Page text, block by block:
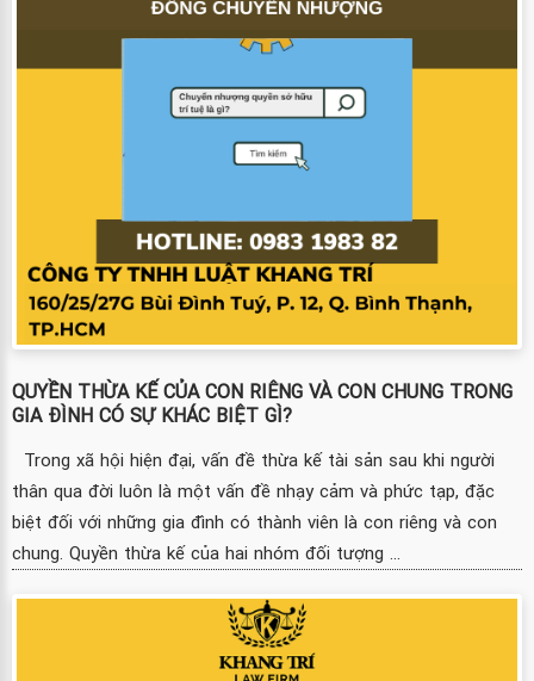
QUYỀN THỪA KẾ CỦA CON RIÊNG VÀ CON CHUNG TRONG
GIA ĐÌNH CÓ SỰ KHÁC BIỆT GÌ?
Trong xã hội hiện đại, vấn đề thừa kế tài sản sau khi người
thân qua đời luôn là một vấn đề nhạy cảm và phức tạp, đặc
biệt đối với những gia đình có thành viên là con riêng và con
chung. Quyền thừa kế của hai nhóm đối tượng ...